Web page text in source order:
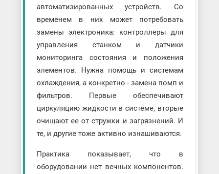
автоматизированных устройств. Со
временем в них может потребовать
замены электроника: контроллеры для
управления станком и датчики
мониторинга состояния и положения
элементов. Нужна помощь и системам
охлаждения, а конкретно - замена помп и
фильтров. Первые обеспечивают
циркуляцию жидкости в системе, вторые
очищают ее от стружки и загрязнений. И
те, и другие тоже активно изнашиваются.
Практика показывает, что в
оборудовании нет вечных компонентов.